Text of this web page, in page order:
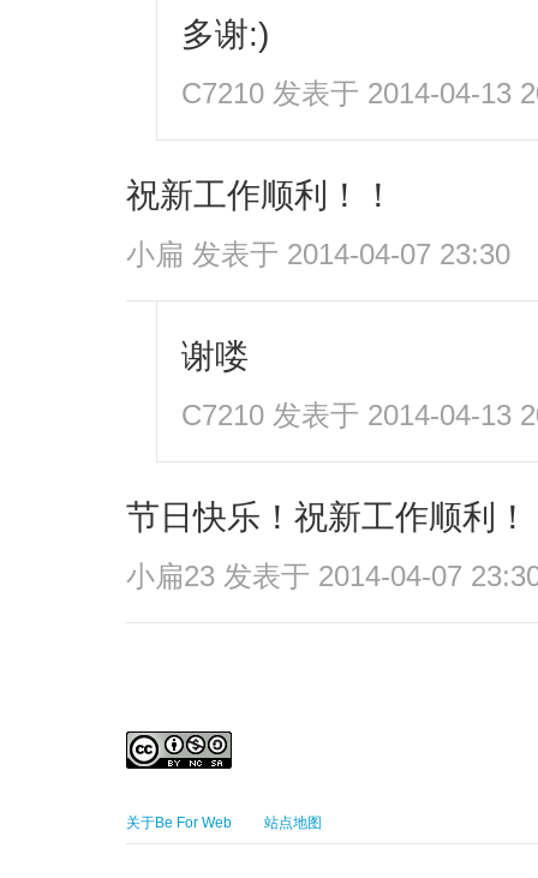
多谢:)
C7210 发表于 2014-04-13
祝新工作顺利！！
小扁 发表于 2014-04-07 23:30
谢喽
C7210 发表于 2014-04-13
节日快乐！祝新工作顺利！
小扁23 发表于 2014-04-07
关于Be For Web 站点地图